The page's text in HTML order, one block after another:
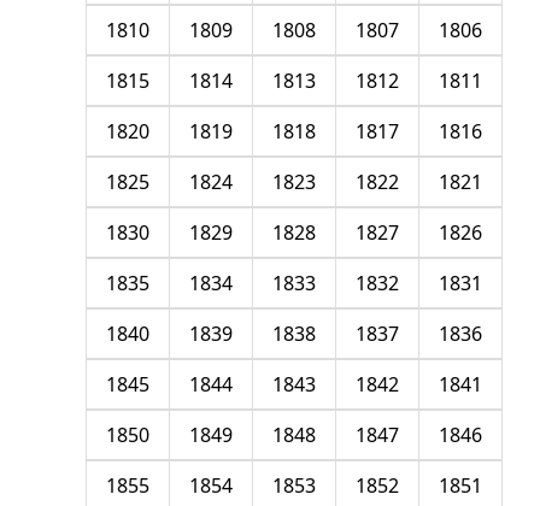
1806
1807
1808
1809
1810
1811
1812
1813
1814
1815
1816
1817
1818
1819
1820
1821
1822
1823
1824
1825
1826
1827
1828
1829
1830
1831
1832
1833
1834
1835
1836
1837
1838
1839
1840
1841
1842
1843
1844
1845
1846
1847
1848
1849
1850
1851
1852
1853
1854
1855